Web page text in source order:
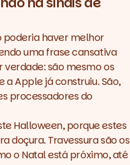
poderia haver melhor
uma frase cansativa
verdade: são mesmo os
a Apple já construiu. São,
processadores do
Halloween, porque estes
doçura. Travessura são os
o Natal está próximo, até